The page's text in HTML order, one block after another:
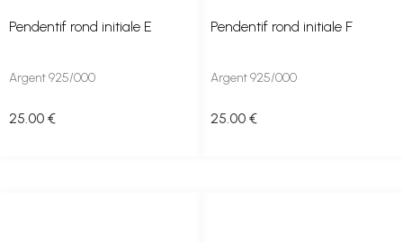
Pendentif rond initiale E
Argent 925/000
25 .00 €
Pendentif rond initiale F
Argent 925/000
25 .00 €